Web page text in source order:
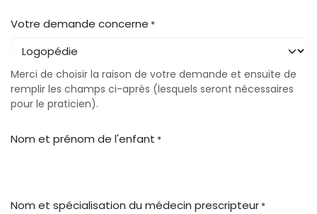
Votre demande concerne *
Merci de choisir la raison de votre demande et ensuite de
remplir les champs ci-après (lesquels seront nécessaires
pour le praticien).
Nom et prénom de l'enfant *
Nom et spécialisation du médecin prescripteur *